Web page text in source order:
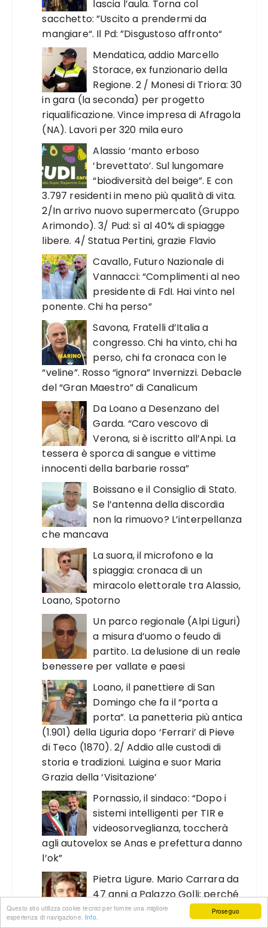
Proseguo
Questo sito utilizza cookie tecnici per fornire una migliore
esperienza di navigazione. Info.
lascia l’aula. Torna col
sacchetto: ”Uscito a prendermi da
mangiare“. Il Pd: ”Disgustoso affronto“
Mendatica, addio Marcello
Storace, ex funzionario della
Regione. 2 / Monesi di Triora: 30
in gara (la seconda) per progetto
riqualificazione. Vince impresa di Afragola
(NA). Lavori per 320 mila euro
Alassio ‘manto erboso
‘brevettato’. Sul lungomare
“biodiversità del beige”. E con
3.797 residenti in meno più qualità di vita.
2/In arrivo nuovo supermercato (Gruppo
Arimondo). 3/ Pud: sì al 40% di spiagge
libere. 4/ Statua Pertini, grazie Flavio
Cavallo, Futuro Nazionale di
Vannacci: “Complimenti al neo
presidente di FdI. Hai vinto nel
ponente. Chi ha perso”
Savona, Fratelli d’Italia a
congresso. Chi ha vinto, chi ha
perso, chi fa cronaca con le
“veline”. Rosso “ignora” Invernizzi. Debacle
del “Gran Maestro” di Canalicum
Da Loano a Desenzano del
Garda. “Caro vescovo di
Verona, si è iscritto all’Anpi. La
tessera è sporca di sangue e vittime
innocenti della barbarie rossa”
Boissano e il Consiglio di Stato.
Se l’antenna della discordia
non la rimuovo? L’interpellanza
che mancava
La suora, il microfono e la
spiaggia: cronaca di un
miracolo elettorale tra Alassio,
Loano, Spotorno
Un parco regionale (Alpi Liguri)
a misura d’uomo o feudo di
partito. La delusione di un reale
benessere per vallate e paesi
Loano, il panettiere di San
Domingo che fa il “porta a
porta”. La panetteria più antica
(1.901) della Liguria dopo ‘Ferrari’ di Pieve
di Teco (1870). 2/ Addio alle custodi di
storia e tradizioni. Luigina e suor Maria
Grazia della ‘Visitazione’
Pornassio, il sindaco: “Dopo i
sistemi intelligenti per TIR e
videosorveglianza, toccherà
agli autovelox se Anas e prefettura danno
l’ok”
Pietra Ligure. Mario Carrara da
47 anni a Palazzo Golli: perché
ho scelto di aderire al partito
del “generale” Vannacci?